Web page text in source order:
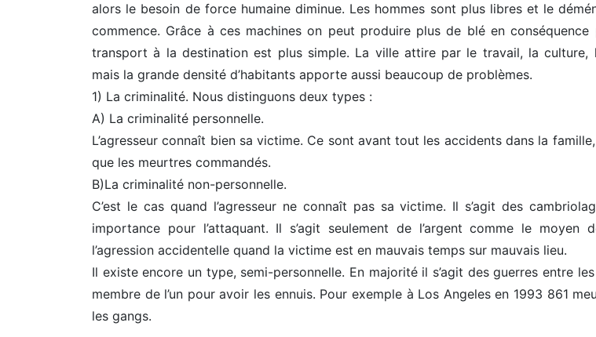
alors le besoin de force humaine diminue. Les hommes sont plus libres et le
commence. Grâce à ces machines on peut produire plus de blé en
transport à la destination est plus simple. La ville attire par le travail, la culture,
mais la grande densité d’habitants apporte aussi beaucoup de problèmes.
1) La criminalité. Nous distinguons deux types :
A) La criminalité personnelle.
L’agresseur connaît bien sa victime. Ce sont avant tout les accidents dans la
que les meurtres commandés.
B)La criminalité non-personnelle.
C’est le cas quand l’agresseur ne connaît pas sa victime. Il s’agit des
importance pour l’attaquant. Il s’agit seulement de l’argent comme le moyen
l’agression accidentelle quand la victime est en mauvais temps sur mauvais lieu.
Il existe encore un type, semi-personnelle. En majorité il s’agit des guerres entre
membre de l’un pour avoir les ennuis. Pour exemple à Los Angeles en 1993 861
les gangs.